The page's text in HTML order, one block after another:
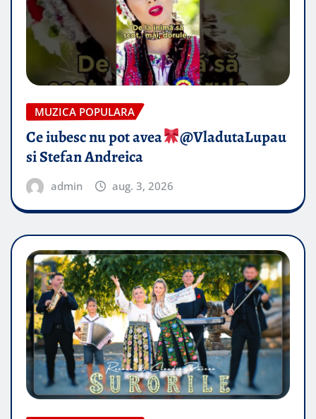
MUZICA POPULARA
Ce iubesc nu pot avea
​@VladutaLupau
si Stefan Andreica
admin aug. 3, 2026